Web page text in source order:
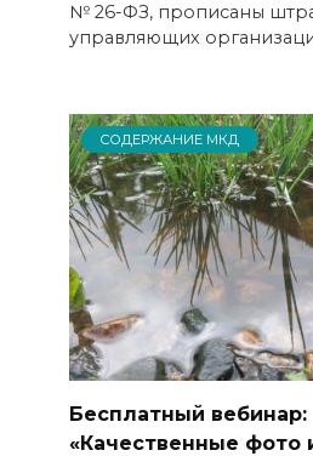
№ 26-ФЗ, прописаны
управляющих
СОДЕРЖАНИЕ МКД
Бесплатный вебинар:
«Качественные фото